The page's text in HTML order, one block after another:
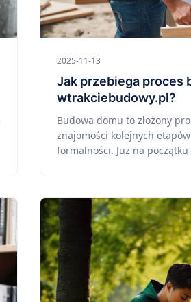
2025-11-13
Jak przebiega proces
wtrakciebudowy.pl?
Budowa domu to złożony
znajomości kolejnych
formalności. Już na